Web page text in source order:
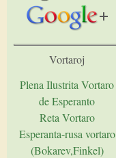
Vortaroj
Plena Ilustrita Vortaro
de Esperanto
Reta Vortaro
Esperanta-rusa vortaro
(Bokarev,Finkel)